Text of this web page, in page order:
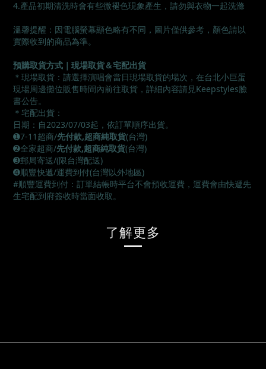
4.產品初期清洗時會有些微褪色現象產生，請勿與衣物一起洗滌
溫馨提醒：因電腦螢幕顯色略有不同，圖片僅供參考，顏色請以
實際收到的商品為準。
預購取貨方式｜現場取貨＆宅配出貨
＊現場取貨：請選擇演唱會當日現場取貨的場次，在台北小巨蛋
現場周邊攤位販售時間內前往取貨，詳細內容請見Keepstyles臉
書公告。
＊宅配出貨：
日期：自2023/07/03起，依訂單順序出貨。
➊7-11超商/先付款,超商純取貨(台灣)
➋全家超商/先付款,超商純取貨(台灣)
➌郵局寄送/(限台灣配送)
➍順豐快遞/運費到付(台灣以外地區)
#順豐運費到付：訂單結帳時平台不會預收運費，運費會由快遞先
生宅配到府簽收時當面收取。
了解更多